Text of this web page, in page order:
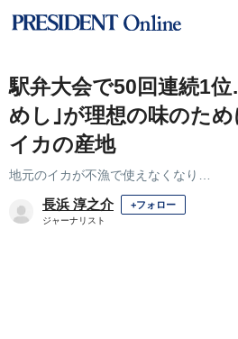
駅弁大会で50回連続1
めし｣が理想の味のた
イカの産地
地元のイカが不漁で使えなくなり…
長浜 淳之介 +フォロー
ジャーナリスト